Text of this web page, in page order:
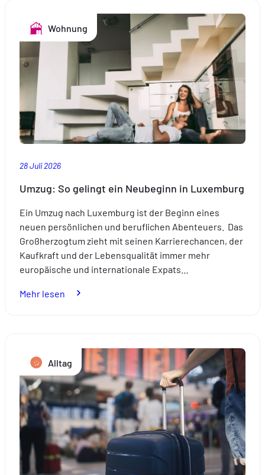
So
wird
Baden
sicher.
Wohnung
28 Juli 2026
Umzug: So gelingt ein Neubeginn in Luxemburg
Ein Umzug nach Luxemburg ist der Beginn eines
neuen persönlichen und beruflichen Abenteuers. Das
Großherzogtum zieht mit seinen Karrierechancen, der
Kaufkraft und der Lebensqualität immer mehr
europäische und internationale Expats…
Mehr lesen
Neubeginn
in
Luxemburg
Alltag